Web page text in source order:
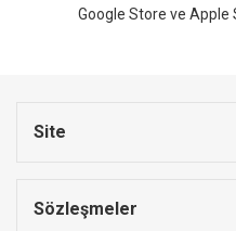
Google Store ve
Site
Sözleşmeler